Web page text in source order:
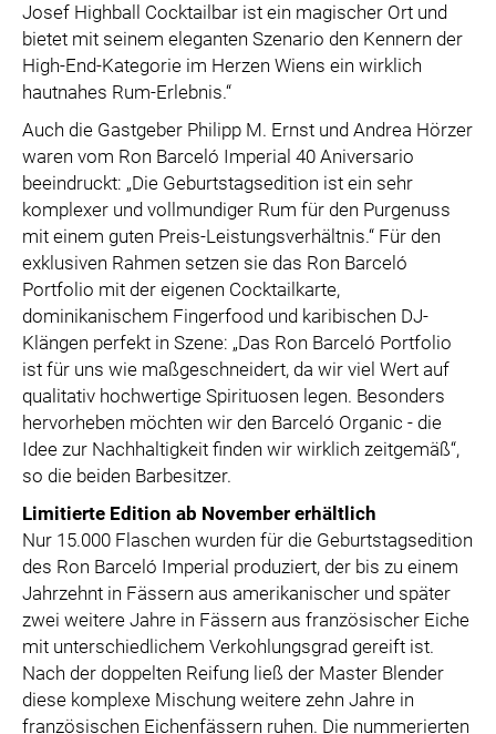
Josef Highball Cocktailbar ist ein magischer Ort und
bietet mit seinem eleganten Szenario den Kennern der
High-End-Kategorie im Herzen Wiens ein wirklich
hautnahes Rum-Erlebnis.“
Auch die Gastgeber Philipp M. Ernst und Andrea Hörzer
waren vom Ron Barceló Imperial 40 Aniversario
beeindruckt: „Die Geburtstagsedition ist ein sehr
komplexer und vollmundiger Rum für den Purgenuss
mit einem guten Preis-Leistungsverhältnis.“ Für den
exklusiven Rahmen setzen sie das Ron Barceló
Portfolio mit der eigenen Cocktailkarte,
dominikanischem Fingerfood und karibischen DJ-
Klängen perfekt in Szene: „Das Ron Barceló Portfolio
ist für uns wie maßgeschneidert, da wir viel Wert auf
qualitativ hochwertige Spirituosen legen. Besonders
hervorheben möchten wir den Barceló Organic - die
Idee zur Nachhaltigkeit finden wir wirklich zeitgemäß“,
so die beiden Barbesitzer.
Limitierte Edition ab November erhältlich
Nur 15.000 Flaschen wurden für die Geburtstagsedition
des Ron Barceló Imperial produziert, der bis zu einem
Jahrzehnt in Fässern aus amerikanischer und später
zwei weitere Jahre in Fässern aus französischer Eiche
mit unterschiedlichem Verkohlungsgrad gereift ist.
Nach der doppelten Reifung ließ der Master Blender
diese komplexe Mischung weitere zehn Jahre in
französischen Eichenfässern ruhen. Die nummerierten